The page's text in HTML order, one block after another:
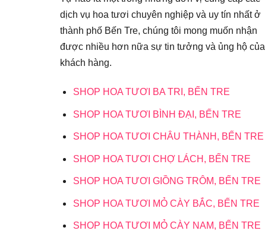
dịch vụ hoa tươi chuyên nghiệp và uy tín nhất ở
thành phố Bến Tre, chúng tôi mong muốn nhận
được nhiều hơn nữa sự tin tưởng và ủng hộ của
khách hàng.
SHOP HOA TƯƠI BA TRI, BẾN TRE
SHOP HOA TƯƠI BÌNH ĐẠI, BẾN TRE
SHOP HOA TƯƠI CHÂU THÀNH, BẾN TRE
SHOP HOA TƯƠI CHỢ LÁCH, BẾN TRE
SHOP HOA TƯƠI GIỒNG TRÔM, BẾN TRE
SHOP HOA TƯƠI MỎ CÀY BẮC, BẾN TRE
SHOP HOA TƯƠI MỎ CÀY NAM, BẾN TRE